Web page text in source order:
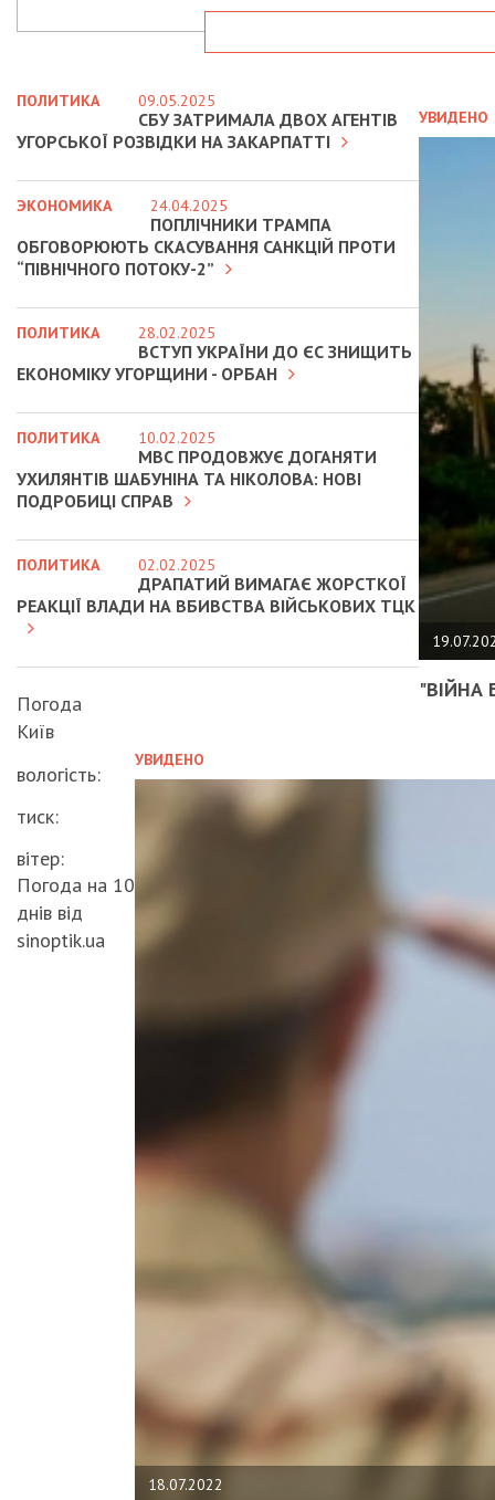
УВИДЕНО
"ВІЙНА
УВИДЕНО
18.07.2022
ПОЛИТИКА 09.05.2025
СБУ ЗАТРИМАЛА ДВОХ АГЕНТІВ
УГОРСЬКОЇ РОЗВІДКИ НА ЗАКАРПАТТІ
ЭКОНОМИКА 24.04.2025
ПОПЛІЧНИКИ ТРАМПА
ОБГОВОРЮЮТЬ СКАСУВАННЯ САНКЦІЙ ПРОТИ
“ПІВНІЧНОГО ПОТОКУ-2”
ПОЛИТИКА 28.02.2025
ВСТУП УКРАЇНИ ДО ЄС ЗНИЩИТЬ
ЕКОНОМІКУ УГОРЩИНИ - ОРБАН
ПОЛИТИКА 10.02.2025
МВС ПРОДОВЖУЄ ДОГАНЯТИ
УХИЛЯНТІВ ШАБУНІНА ТА НІКОЛОВА: НОВІ
ПОДРОБИЦІ СПРАВ
ПОЛИТИКА 02.02.2025
ДРАПАТИЙ ВИМАГАЄ ЖОРСТКОЇ
РЕАКЦІЇ ВЛАДИ НА ВБИВСТВА ВІЙСЬКОВИХ ТЦК
Погода
Київ
вологість:
тиск:
вітер:
Погода на 10
днів від
sinoptik.ua